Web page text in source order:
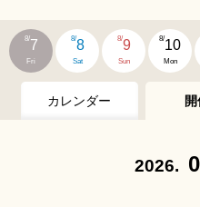
8/7
Fri
8/8
Sat
8/9
Sun
8/10
Mon
カレンダー
2026.